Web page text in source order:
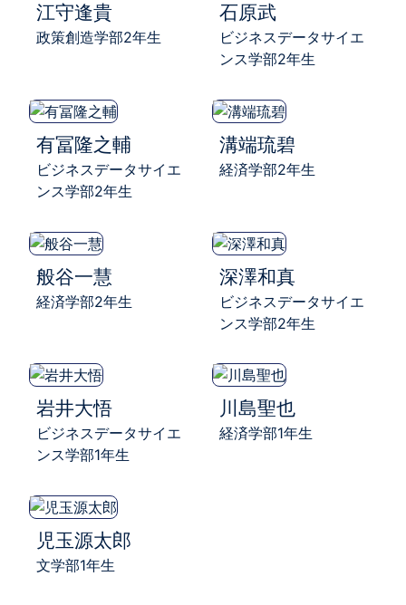
江守逢貴
政策創造学部2年生
石原武
ビジネスデータサイエ
ンス学部2年生
有冨隆之輔
ビジネスデータサイエ
ンス学部2年生
溝端琉碧
経済学部2年生
般谷一慧
経済学部2年生
深澤和真
ビジネスデータサイエ
ンス学部2年生
岩井大悟
ビジネスデータサイエ
ンス学部1年生
川島聖也
経済学部1年生
児玉源太郎
文学部1年生